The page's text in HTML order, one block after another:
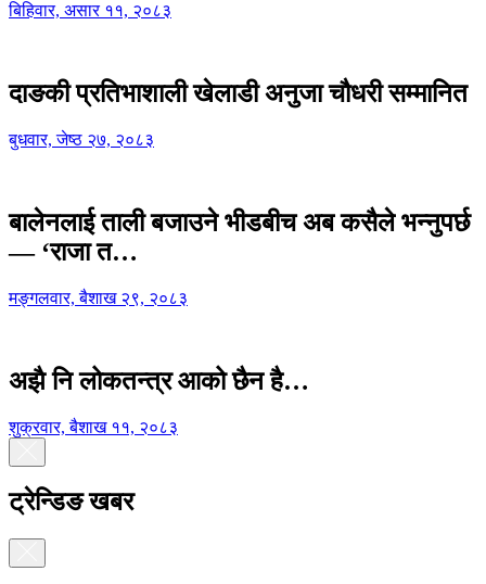
बिहिवार, असार ११, २०८३
दाङकी प्रतिभाशाली खेलाडी अनुजा चौधरी सम्मानित
बुधवार, जेष्ठ २७, २०८३
बालेनलाई ताली बजाउने भीडबीच अब कसैले भन्नुपर्छ
— ‘राजा त…
मङ्गलवार, बैशाख २९, २०८३
अझै नि लोकतन्त्र आको छैन है…
शुक्रवार, बैशाख ११, २०८३
ट्रेन्डिङ खबर